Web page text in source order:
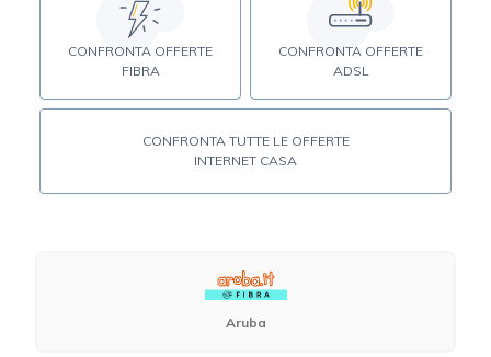
CONFRONTA OFFERTE
FIBRA
CONFRONTA OFFERTE
ADSL
CONFRONTA TUTTE LE OFFERTE
INTERNET CASA
Aruba